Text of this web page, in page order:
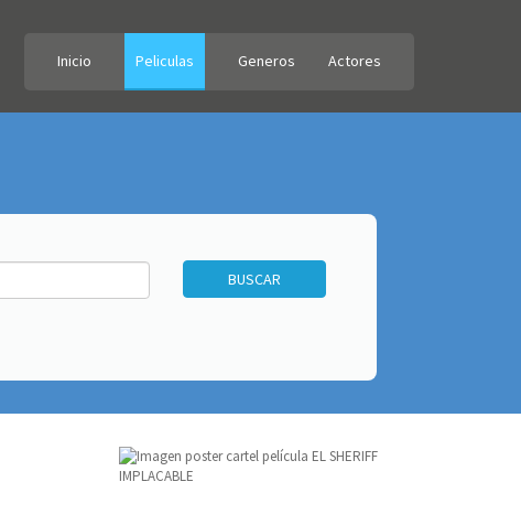
Inicio Peliculas Generos Actores